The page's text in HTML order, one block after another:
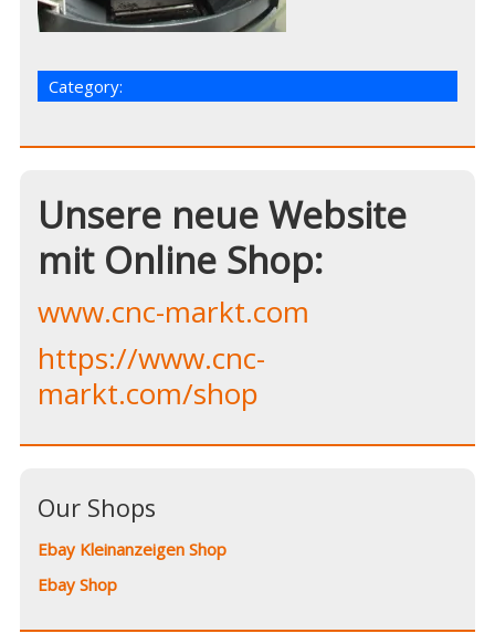
Category:
Unsere neue Website
mit Online Shop:
www.cnc-markt.com
https://www.cnc-
markt.com/shop
Our Shops
Ebay Kleinanzeigen Shop
Ebay Shop